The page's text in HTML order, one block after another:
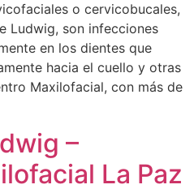
o cervicobucales,
Ludwig, son infecciones
en los dientes que
hacia el cuello y otras
Maxilofacial, con más de
–
La Paz